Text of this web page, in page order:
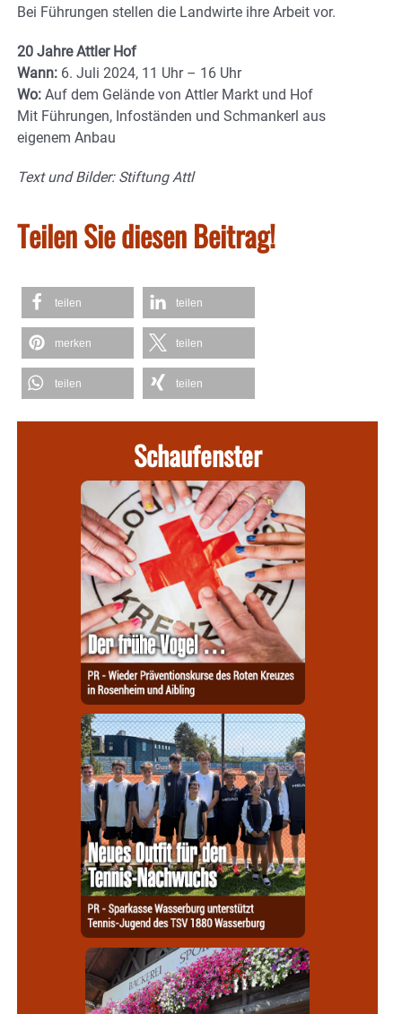
Bei Führungen stellen die Landwirte ihre Arbeit vor.
20 Jahre Attler Hof
Wann: 6. Juli 2024, 11 Uhr – 16 Uhr
Wo: Auf dem Gelände von Attler Markt und Hof
Mit Führungen, Infoständen und Schmankerl aus
eigenem Anbau
Text und Bilder: Stiftung Attl
Teilen Sie diesen Beitrag!
teilen teilen
merken teilen
teilen teilen
Schaufenster